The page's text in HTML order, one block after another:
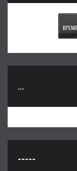
...
-----